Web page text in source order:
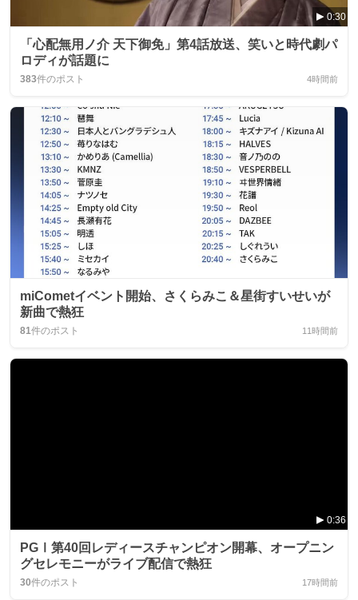
0:30
「心配無用ノ介 天下御免」第4話放送、笑いと時代劇パ
ロディが話題に
383件のポスト 4時間前
miCometイベント開始、さくらみこ＆星街すいせいが
新曲で熱狂
81件のポスト 11時間前
0:36
PGⅠ第40回レディースチャンピオン開幕、オープニン
グセレモニーがライブ配信で熱狂
30件のポスト 17時間前